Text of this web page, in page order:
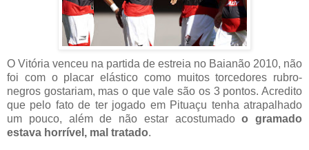
O Vitória venceu na partida de estreia no Baianão 2010, não
foi com o placar elástico como muitos torcedores rubro-
negros gostariam, mas o que vale são os 3 pontos. Acredito
que pelo fato de ter jogado em Pituaçu tenha atrapalhado
um pouco, além de não estar acostumadoo gramado
estava horrível, mal tratado.